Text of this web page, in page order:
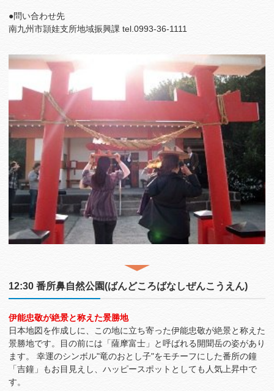
●問い合わせ先
南九州市頴娃支所地域振興課 tel.0993-36-1111
12:30 番所鼻自然公園(ばんどころばなしぜんこうえん)
伊能忠敬が絶景と称えた景勝地
日本地図を作成しに、この地に立ち寄った伊能忠敬が絶景と称えた
景勝地です。目の前には「薩摩富士」と呼ばれる開聞岳の姿があり
ます。 幸運のシンボル"竜のおとし子"をモチーフにした番所の鐘
「吉鐘」もお目見えし、ハッピースポットとしても人気上昇中で
す。